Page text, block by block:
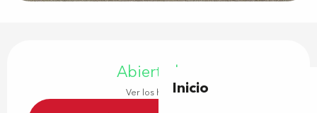
Inicio
Abierto hoy
Ver los horarios